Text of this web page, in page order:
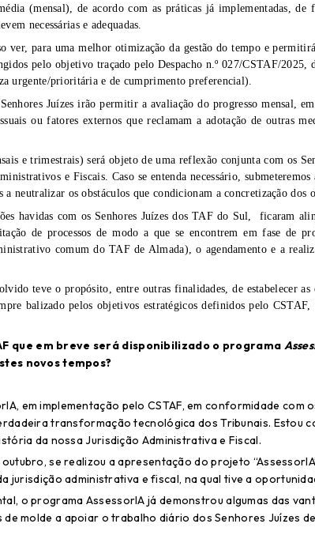
(mensal), de acordo com as práticas já implementadas, de
necessárias e adequadas.
ver, para uma melhor otimização da gestão do tempo e
pelo objetivo traçado pelo Despacho n.º 027/CSTAF/
urgente/prioritária e de cumprimento preferencial).
res Juízes irão permitir a avaliação do progresso mensal,
ou fatores externos que reclamam a adotação de outras
e trimestrais) será objeto de uma reflexão conjunta com os
e Fiscais. Caso se entenda necessário, submeteremos
a neutralizar os obstáculos que condicionam a concretização dos
havidas com os Senhores Juízes dos TAF do Sul, ficaram
de processos de modo a que se encontrem em fase de
comum do TAF de Almada), o agendamento e a
teve o propósito, entre outras finalidades, de estabelecer as
balizado pelos objetivos estratégicos definidos pelo
que em breve será disponibilizado o programa
novos tempos?
em implementação pelo CSTAF, em conformidade com
transformação tecnológica dos Tribunais. Estou
da nossa Jurisdição Administrativa e Fiscal.
se realizou a apresentação do projeto
jurisdição administrativa e fiscal, na qual tive a
o programa AssessorIA já demonstrou algumas das
molde a apoiar o trabalho diário dos Senhores Juízes